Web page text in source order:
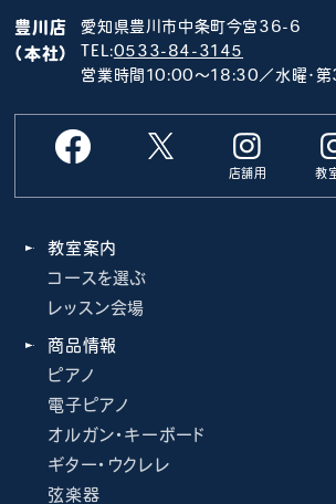
豊川店
（本社）
愛知県豊川市中条町今宮36-6
TEL:0533-84-3145
営業時間10:00～18:30／水曜･第
店舗用 教
教室案内
コースを選ぶ
レッスン会場
商品情報
ピアノ
電子ピアノ
オルガン・キーボード
ギター・ウクレレ
弦楽器